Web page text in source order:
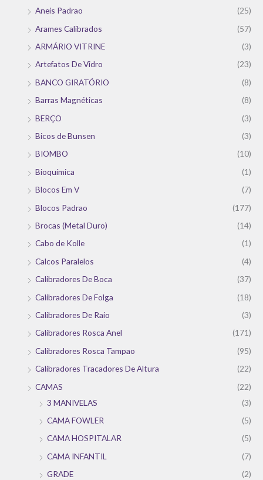
Aneis Padrao
(25)
Arames Calibrados
(57)
ARMÁRIO VITRINE
(3)
Artefatos De Vidro
(23)
BANCO GIRATÓRIO
(8)
Barras Magnéticas
(8)
BERÇO
(3)
Bicos de Bunsen
(3)
BIOMBO
(10)
Bioquímica
(1)
Blocos Em V
(7)
Blocos Padrao
(177)
Brocas (Metal Duro)
(14)
Cabo de Kolle
(1)
Calcos Paralelos
(4)
Calibradores De Boca
(37)
Calibradores De Folga
(18)
Calibradores De Raio
(3)
Calibradores Rosca Anel
(171)
Calibradores Rosca Tampao
(95)
Calibradores Tracadores De Altura
(22)
CAMAS
(22)
3 MANIVELAS
(3)
CAMA FOWLER
(5)
CAMA HOSPITALAR
(5)
CAMA INFANTIL
(7)
GRADE
(2)